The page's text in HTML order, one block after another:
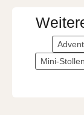
Advent
Mini-Stollen